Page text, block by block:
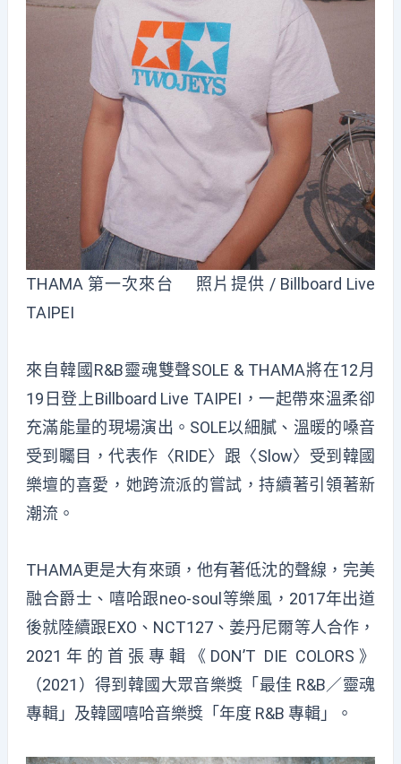
THAMA 第一次來台 照片提供 / Billboard Live
TAIPEI
來自韓國R&B靈魂雙聲SOLE & THAMA將在12月
19日登上Billboard Live TAIPEI，一起帶來溫柔卻
充滿能量的現場演出。SOLE以細膩、溫暖的嗓音
受到矚目，代表作〈RIDE〉跟〈Slow〉受到韓國
樂壇的喜愛，她跨流派的嘗試，持續著引領著新
潮流。
THAMA更是大有來頭，他有著低沈的聲線，完美
融合爵士、嘻哈跟neo-soul等樂風，2017年出道
後就陸續跟EXO、NCT127、姜丹尼爾等人合作，
2021年的首張專輯《DON’T DIE COLORS》
（2021）得到韓國大眾音樂獎「最佳 R&B／靈魂
專輯」及韓國嘻哈音樂獎「年度 R&B 專輯」。